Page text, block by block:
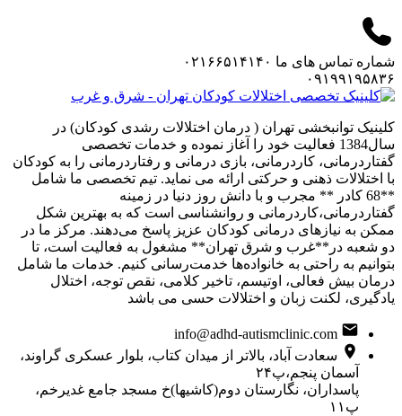
شماره تماس های ما ۰۲۱۶۶۵۱۴۱۴۰
۰۹۱۹۹۱۹۵۸۳۶
کلینیک توانبخشی تهران ( درمان اختلالات رشدی کودکان) در
سال1384 فعالیت خود را آغاز نموده و خدمات تخصصی
گفتاردرمانی، کاردرمانی، بازی درمانی و رفتاردرمانی را به کودکان
با اختلالات ذهنی و حرکتی ارائه می نماید. تیم تخصصی ما شامل
**68 کادر ** مجرب و با دانش روز دنیا در زمینه
گفتاردرمانی،کاردرمانی و روانشناسی است که به بهترین شکل
ممکن به نیازهای درمانی کودکان عزیز پاسخ می‌دهند. مرکز ما در
دو شعبه در**غرب و شرق تهران** مشغول به فعالیت است، تا
بتوانیم به راحتی به خانواده‌ها خدمت‌رسانی کنیم. خدمات ما شامل
درمان بیش فعالی، اوتیسم، تاخیر کلامی، نقص توجه، اختلال
یادگیری، لکنت زبان و اختلالات حسی می باشد
info@adhd-autismclinic.com
سعادت آباد، بالاتر از میدان کتاب، بلوار عسکری گراوند،
آسمان پنجم،پ۲۴
پاسداران، نگارستان دوم(کاشیها)خ مسجد جامع غدیرخم،
پ۱۱